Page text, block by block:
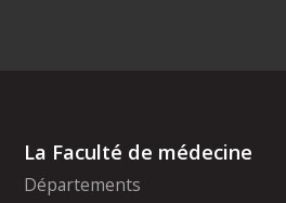
La Faculté de médecine
Départements